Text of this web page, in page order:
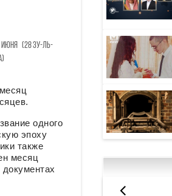
Июня (28 Зу-ль-
одного
эпоху
также
месяц